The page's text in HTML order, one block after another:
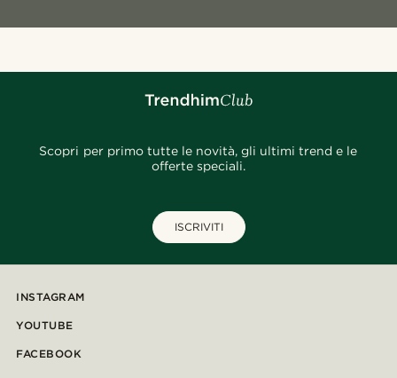
Scopri per primo tutte le novità, gli ultimi trend e le
offerte speciali.
ISCRIVITI
INSTAGRAM
YOUTUBE
FACEBOOK